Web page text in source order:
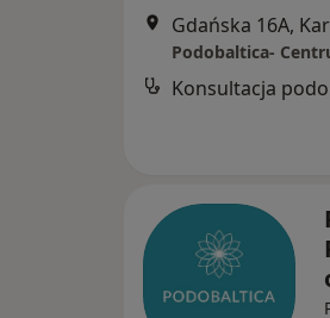
Gdańska 16A,
Konsultacja